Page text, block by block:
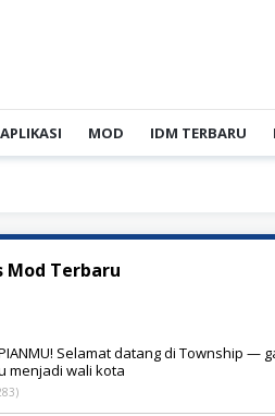
APLIKASI MOD IDM TERBARU
Mod Terbaru
Selamat datang di Township
menjadi wali kota
)